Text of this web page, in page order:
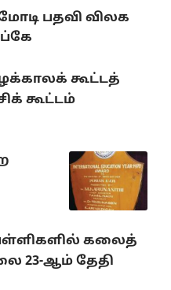
மோடி பதவி விலக
கூட்டத்
கூட்டம்
பள்ளிகளில் கலைத்
23-ஆம் தேதி